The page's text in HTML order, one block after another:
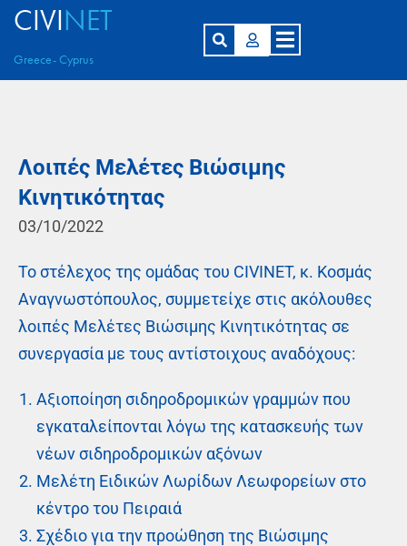
CIVINET
Greece- Cyprus
Λοιπές Μελέτες Βιώσιμης
Κινητικότητας
03/10/2022
Το στέλεχος της ομάδας του CIVINET, κ. Κοσμάς
Αναγνωστόπουλος, συμμετείχε στις ακόλουθες
λοιπές Mελέτες Βιώσιμης Κινητικότητας σε
συνεργασία με τους αντίστοιχους αναδόχους:
Αξιοποίηση σιδηροδρομικών γραμμών που
εγκαταλείπονται λόγω της κατασκευής των
νέων σιδηροδρομικών αξόνων
Μελέτη Ειδικών Λωρίδων Λεωφορείων στο
κέντρο του Πειραιά
Σχέδιο για την προώθηση της Βιώσιμης